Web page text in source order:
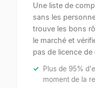
Une liste de
sans les
trouve les bons
le marché et
pas de licence
Plus de 95%
moment de la